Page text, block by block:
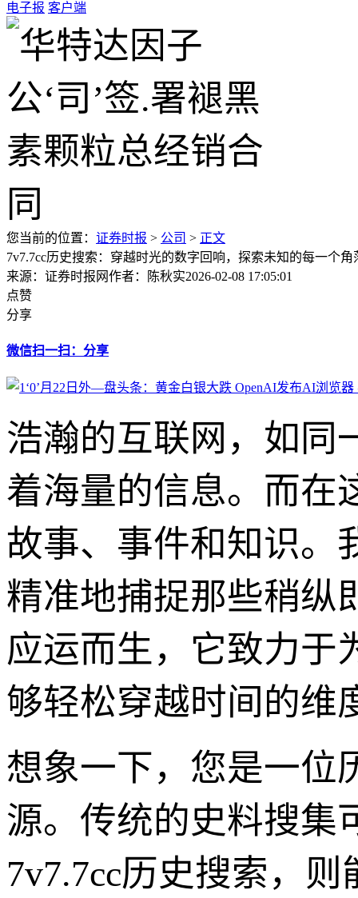
电子报 客户端
您当前的位置： 证券时报 > 公司 > 正文
7v7.7cc历史搜索：穿越时光的数字回响，探索未知的每一个角
来源：证券时报网作者：陈秋实2026-02-08 17:05:01
点赞
分享
微信扫一扫：分享
浩瀚的互联网，如同
着海量的信息。而在
故事、事件和知识。
精准地捕捉那些稍纵
应运而生，它致力于
够轻松穿越时间的维
想象一下，您是一位
源。传统的史料搜集
7v7.7cc历史搜索，